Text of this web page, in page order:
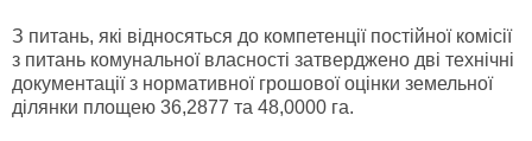
З питань, які відносяться до компетенції постійної комісії
з питань комунальної власності затверджено дві технічні
документації з нормативної грошової оцінки земельної
ділянки площею 36,2877 та 48,0000 га.